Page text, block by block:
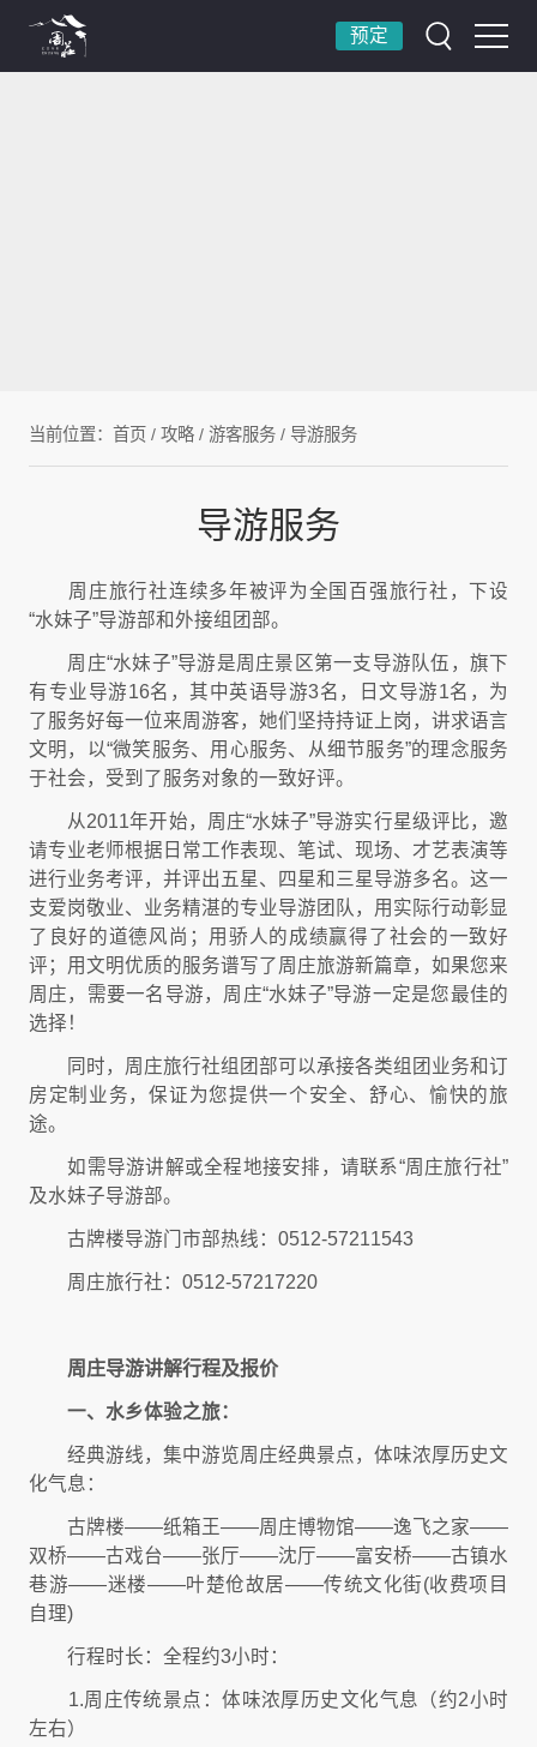
预定
当前位置： 首页 / 攻略 / 游客服务 / 导游服务
导游服务
周庄旅行社连续多年被评为全国百强旅行社，下设
“水妹子”导游部和外接组团部。
周庄“水妹子”导游是周庄景区第一支导游队伍，旗下
有专业导游16名，其中英语导游3名，日文导游1名，为
了服务好每一位来周游客，她们坚持持证上岗，讲求语言
文明，以“微笑服务、用心服务、从细节服务”的理念服务
于社会，受到了服务对象的一致好评。
从2011年开始，周庄“水妹子”导游实行星级评比，邀
请专业老师根据日常工作表现、笔试、现场、才艺表演等
进行业务考评，并评出五星、四星和三星导游多名。这一
支爱岗敬业、业务精湛的专业导游团队，用实际行动彰显
了良好的道德风尚；用骄人的成绩赢得了社会的一致好
评；用文明优质的服务谱写了周庄旅游新篇章，如果您来
周庄，需要一名导游，周庄“水妹子”导游一定是您最佳的
选择！
同时，周庄旅行社组团部可以承接各类组团业务和订
房定制业务，保证为您提供一个安全、舒心、愉快的旅
途。
如需导游讲解或全程地接安排，请联系“周庄旅行社”
及水妹子导游部。
古牌楼导游门市部热线：0512-57211543
周庄旅行社：0512-57217220
周庄导游讲解行程及报价
一、水乡体验之旅：
经典游线，集中游览周庄经典景点，体味浓厚历史文
化气息：
古牌楼——纸箱王——周庄博物馆——逸飞之家——
双桥——古戏台——张厅——沈厅——富安桥——古镇水
巷游——迷楼——叶楚伧故居——传统文化街(收费项目
自理)
行程时长：全程约3小时：
1.周庄传统景点：体味浓厚历史文化气息（约2小时
左右）